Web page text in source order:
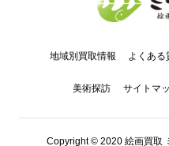
地域別買取情報 よくある
美術探訪 サイトマ
Copyright © 2020 絵画買取